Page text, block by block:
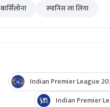
बार्सिलोना स्पानिस ला लिगा
Indian Premier League
Indian Premier